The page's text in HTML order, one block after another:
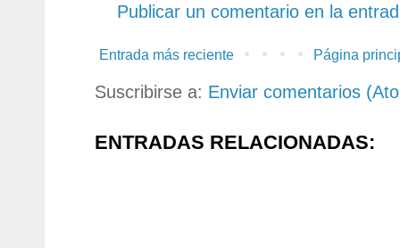
Publicar un comentario en la
Entrada más reciente Página
Suscribirse a: Enviar comentarios
ENTRADAS RELACIONADAS: